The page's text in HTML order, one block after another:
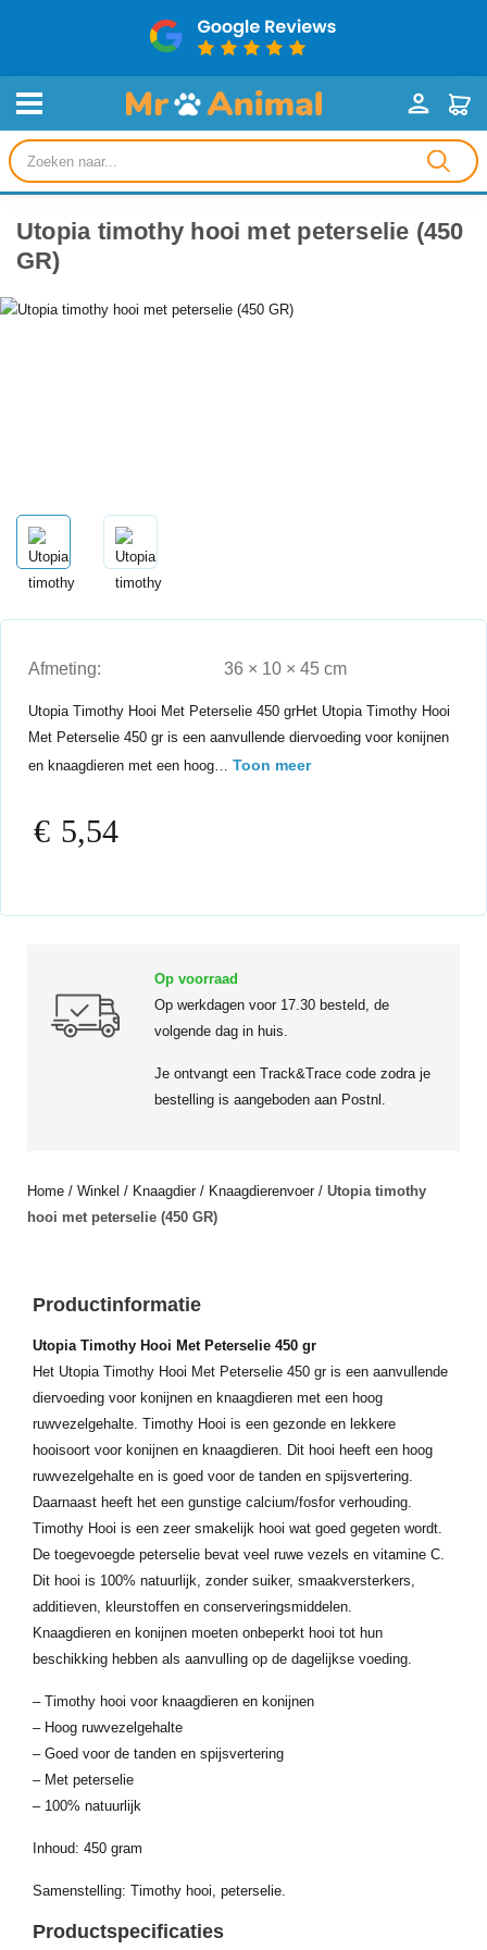
Producten
zoeken
Utopia timothy hooi met peterselie (450
GR)
Afmeting: 36 × 10 × 45 cm
Utopia Timothy Hooi Met Peterselie 450 grHet Utopia Timothy Hooi
Met Peterselie 450 gr is een aanvullende diervoeding voor konijnen
en knaagdieren met een hoog… Toon meer
€ 5,54
Op voorraad
Op werkdagen voor 17.30 besteld, de
volgende dag in huis.
Je ontvangt een Track&Trace code zodra je
bestelling is aangeboden aan Postnl.
Home / Winkel / Knaagdier/ Knaagdierenvoer/ Utopia timothy
hooi met peterselie (450 GR)
Productinformatie
Utopia Timothy Hooi Met Peterselie 450 gr
Het Utopia Timothy Hooi Met Peterselie 450 gr is een aanvullende
diervoeding voor konijnen en knaagdieren met een hoog
ruwvezelgehalte. Timothy Hooi is een gezonde en lekkere
hooisoort voor konijnen en knaagdieren. Dit hooi heeft een hoog
ruwvezelgehalte en is goed voor de tanden en spijsvertering.
Daarnaast heeft het een gunstige calcium/fosfor verhouding.
Timothy Hooi is een zeer smakelijk hooi wat goed gegeten wordt.
De toegevoegde peterselie bevat veel ruwe vezels en vitamine C.
Dit hooi is 100% natuurlijk, zonder suiker, smaakversterkers,
additieven, kleurstoffen en conserveringsmiddelen.
Knaagdieren en konijnen moeten onbeperkt hooi tot hun
beschikking hebben als aanvulling op de dagelijkse voeding.
– Timothy hooi voor knaagdieren en konijnen
– Hoog ruwvezelgehalte
– Goed voor de tanden en spijsvertering
– Met peterselie
– 100% natuurlijk
Inhoud: 450 gram
Samenstelling: Timothy hooi, peterselie.
Productspecificaties